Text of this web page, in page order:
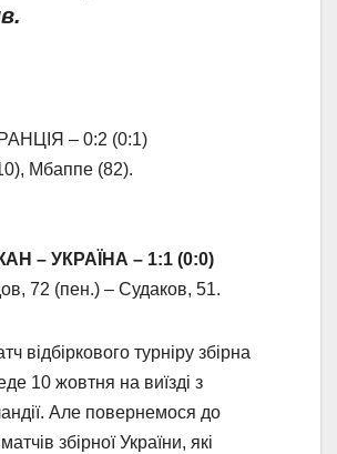
– 0:2 (0:1)
Мбаппе (82).
– УКРАЇНА – 1:1 (0:0)
72 (пен.) – Судаков, 51.
відбіркового турніру збірна
10 жовтня на виїзді з
Але повернемося до
збірної України, які